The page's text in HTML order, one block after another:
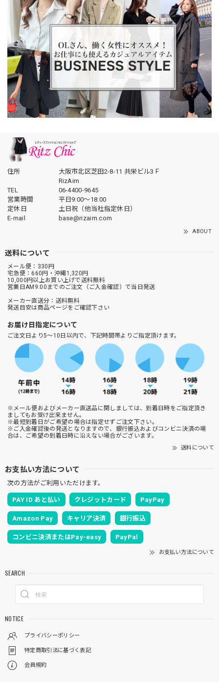
住所
大阪市北区芝田2-8-11 共栄ビル3Ｆ
RizAim
TEL
06-4400-9645
営業時間
平日9:00～18:00
定休日
土日祝（他当社指定休日）
E-mail
base@rizaim.com
ABOUT
送料について
メール便：330円
宅急便：660円・沖縄1,320円
10,000円以上お買い上げで送料無料
営業日AM9:00までのご注文（ご入金確認）で当日発送
メーカー直送分：送料無料
発送目安は商品ページをご確認下さい
お届け日指定について
ご注文日より5～10日以内で、下記時間帯よりご指定頂けます。
※メール便およびメーカー直送品に関しましては、到着日時をご指定頂き
ましてもお受け出来ません。
※最短到着日がご希望の場合は指定せずご注文下さい。
※ご入金確認後の発送となりますので、銀行振込およびコンビニ決済の場
合は、ご希望の到着日時に沿えない場合がございます。
送料について
お支払い方法について
次の方法がご利用いただけます。
PAY ID あと払い クレジットカード PayPay
Amazon Pay キャリア決済 銀行振込
コンビニ決済またはPay-easy PayPal
お支払い方法について
SEARCH
NOTICE
プライバシーポリシー
特定商取引法に基づく表記
会員規約